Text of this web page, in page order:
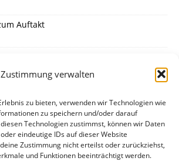
Zustimmung verwalten
zu bieten, verwenden wir Technologien wie
zu speichern und/oder darauf
Technologien zustimmst, können wir Daten
eindeutige IDs auf dieser Website
Zustimmung nicht erteilst oder zurückziehst,
und Funktionen beeinträchtigt werden.
Auftakt
89+1